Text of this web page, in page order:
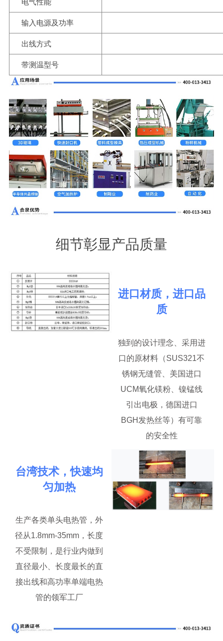
电气性能
输入电源及功率
出线方式
带测温型号
细节彰显产品质量
进口材质，进口品
质
独到的设计理念、采用进
口的原材料（SUS321不
锈钢无缝管、美国进口
UCM氧化镁粉、镍锰线
引出电极，德国进口
BGH发热丝等）有可靠
的安全性
台湾技术，快速均
匀加热
生产各类单头电热管，外
径从1.8mm-35mm，长度
不受限制，是行业内做到
直径最小、长度最长的直
接出线和高功率单端电热
管的领军工厂